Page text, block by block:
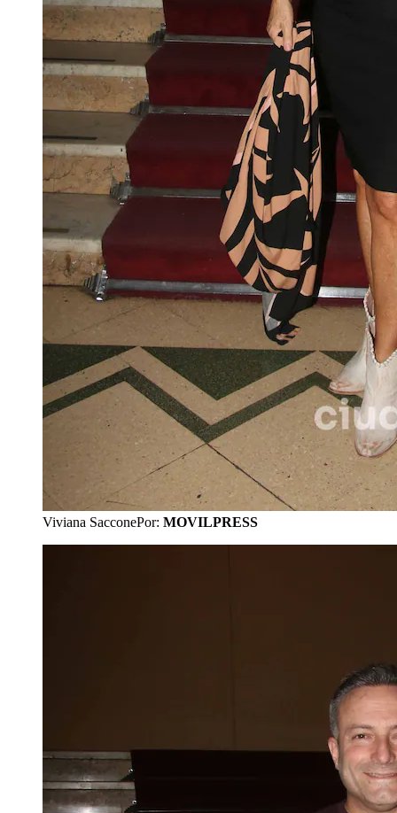
Viviana SacconePor: MOVILPRESS